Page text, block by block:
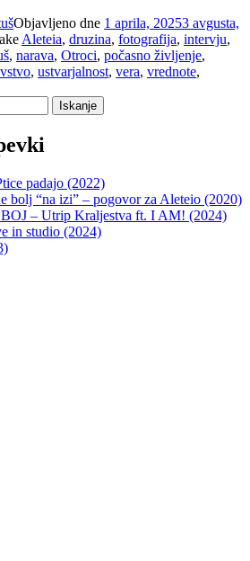
Objavljeno dne 1 aprila, 20253 avgusta,
Aleteia, druzina, fotografija, intervju,
, narava, Otroci, počasno življenje,
, ustvarjalnost, vera, vrednote,
Iskanje
padajo (2022)
bolj “na izi” – pogovor za Aleteio (2020)
– Utrip Kraljestva ft. I AM! (2024)
in studio (2024)